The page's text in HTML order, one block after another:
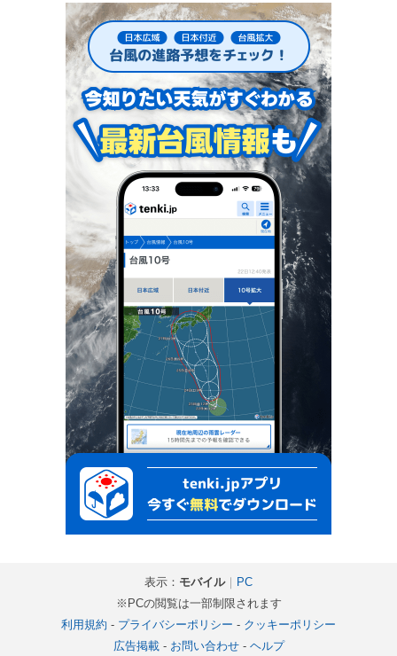
表示： モバイル｜ PC
※PCの閲覧は一部制限されます
利用規約 - プライバシーポリシー - クッキーポリシー
広告掲載- お問い合わせ- ヘルプ